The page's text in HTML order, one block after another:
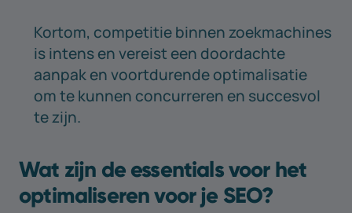
Kortom, competitie binnen zoekmachines
is intens en vereist een doordachte
aanpak en voortdurende optimalisatie
om te kunnen concurreren en succesvol
te zijn.
Wat zijn de essentials voor het
optimaliseren voor je SEO?